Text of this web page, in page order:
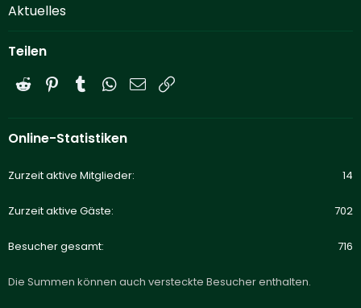
Aktuelles
Teilen
Reddit PinterestTumblrWhatsApp
E-Mail
Online-Statistiken
Zurzeit aktive Mitglieder 14
Zurzeit aktive Gäste 702
Besucher gesamt 716
Die Summen können auch versteckte Besucher enthalten.